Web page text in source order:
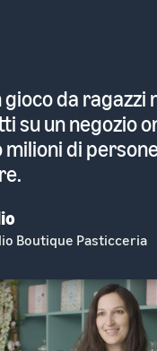
gioco da
su un negozio
milioni di
Boutique Pasticceria